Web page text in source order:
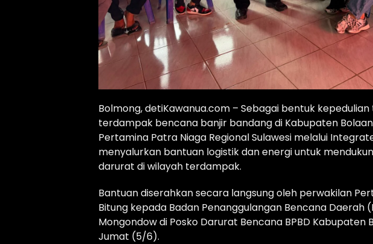
Bolmong, detiKawanua.com – Sebagai bentuk
terdampak bencana banjir bandang di Kabupaten
Pertamina Patra Niaga Regional Sulawesi melalui
menyalurkan bantuan logistik dan energi untuk
darurat di wilayah terdampak.
Bantuan diserahkan secara langsung oleh perwakilan
Bitung kepada Badan Penanggulangan Bencana Daerah
Mongondow di Posko Darurat Bencana BPBD Kabupaten
Jumat (5/6).